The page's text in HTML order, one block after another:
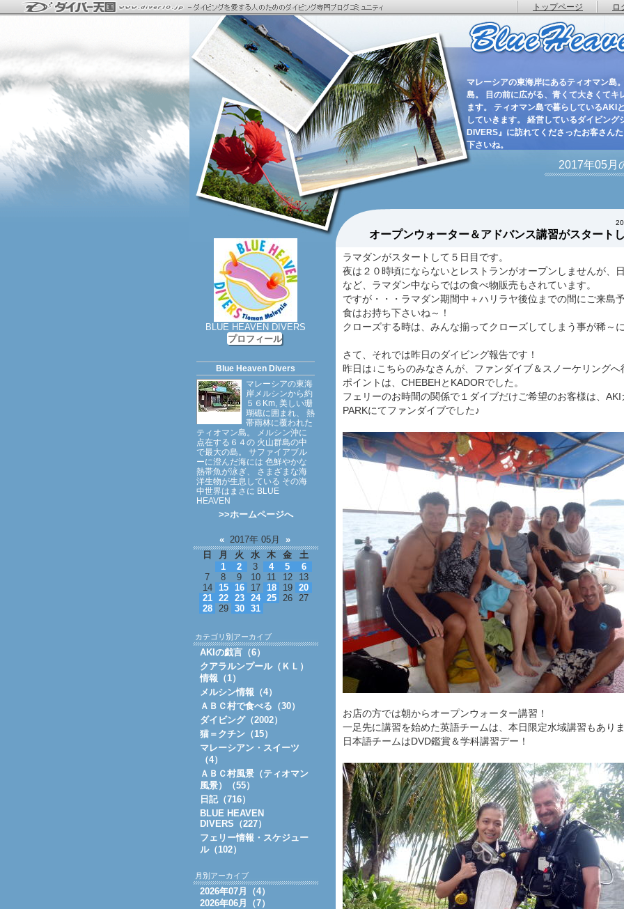
トップページ ロ
マレーシアの東海岸にあるティオマン島
島。 目の前に広がる、青くて大きくてキ
ます。 ティオマン島で暮らしているAKI
していきます。 経営しているダイビン
DIVERS』に訪れてくださったお客さん
下さいね。
2017年05月
オープンウォーター＆アドバンス講習がスタート
ラマダンがスタートして５日目です。
夜は２０時頃にならないとレストランがオープンしませんが、
など、ラマダン中ならではの食べ物販売もされています。
ですが・・・ラマダン期間中＋ハリラヤ後位までの間にご来島
食はお持ち下さいね～！
クローズする時は、みんな揃ってクローズしてしまう事が稀～
さて、それでは昨日のダイビング報告です！
昨日は↓こちらのみなさんが、ファンダイブ＆スノーケリングへ
ポイントは、CHEBEHとKADORでした。
フェリーのお時間の関係で１ダイブだけご希望のお客様は、
PARKにてファンダイブでした♪
お店の方では朝からオープンウォーター講習！
一足先に講習を始めた英語チームは、本日限定水域講習もあり
日本語チームはDVD鑑賞＆学科講習デー！
BLUE HEAVEN DIVERS
プロフィール
Blue Heaven Divers
マレーシアの東海
岸メルシンから約
５６Km, 美しい珊
瑚礁に囲まれ、 熱
帯雨林に覆われた
ティオマン島。 メルシン沖に
点在する６４の 火山群島の中
で最大の島。 サファイアブル
ーに澄んだ海には 色鮮やかな
熱帯魚が泳ぎ、 さまざまな海
洋生物が生息している その海
中世界はまさに BLUE
HEAVEN
>>ホームページへ
« 2017年 05月 »
日
月 火 水 木 金
土
1
2 3 4 5
6
7
8 9 10 11 12
13
14
15 16 17 18 19
20
21
22 23 24 25 26
27
28
29 30 31
カテゴリ別アーカイブ
AKIの戯言（6）
クアラルンプール（ＫＬ）
情報（1）
メルシン情報（4）
ＡＢＣ村で食べる（30）
ダイビング（2002）
猫＝クチン（15）
マレーシアン・スイーツ
（4）
ＡＢＣ村風景（ティオマン
風景）（55）
日記（716）
BLUE HEAVEN
DIVERS（227）
フェリー情報・スケジュー
ル（102）
月別アーカイブ
2026年07月（4）
2026年06月（7）